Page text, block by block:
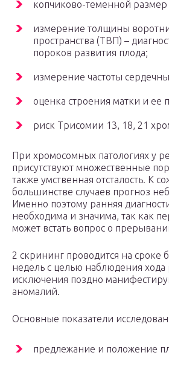
копчиково-теменной
измерение толщины
пространства (ТВП) –
пороков развития плода;
измерение частоты
оценка строения матки и ее
риск Трисомии 13, 18, 21
При хромосомных патологиях у
присутствуют множественные
также умственная отсталость. К
большинстве случаев прогноз
Именно поэтому ранняя
необходима и значима, так как
может встать вопрос о
2 скрининг проводится на сроке
недель с целью наблюдения хода
исключения поздно
аномалий.
Основные показатели
предлежание и положение